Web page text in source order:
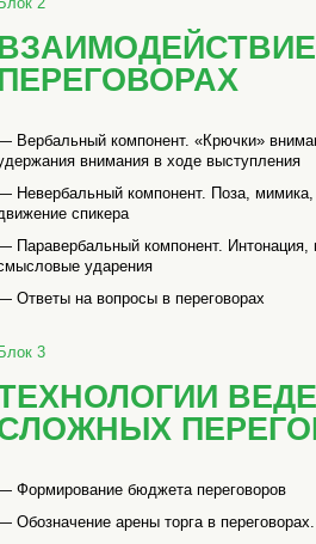
Вербальный компонент. «Крючки»
внимания в ходе выступления
Невербальный компонент. Поза, мимика,
спикера
Паравербальный компонент. Интонация,
ударения
Ответы на вопросы в переговорах
3
Формирование бюджета переговоров
Обозначение арены торга в